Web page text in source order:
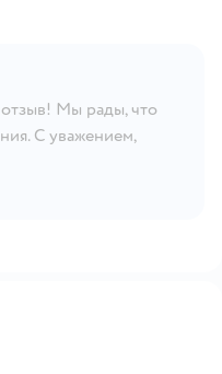
Мы рады, что
С уважением,